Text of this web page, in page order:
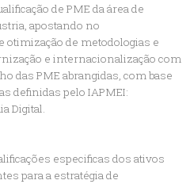
de PME da área de
apostando no
de metodologias e
e internacionalização com
das PME abrangidas, com base
definidas pelo IAPMEI:
Digital.
especificas dos ativos
para a estratégia de